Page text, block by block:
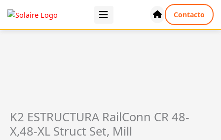
contenido
Contacto
K2 ESTRUCTURA RailConn CR 48-
X,48-XL Struct Set, Mill